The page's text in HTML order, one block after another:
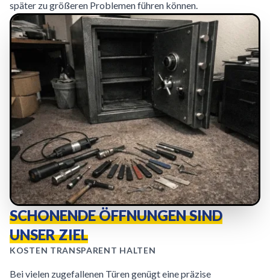
später zu größeren Problemen führen können.
SCHONENDE ÖFFNUNGEN SIND
UNSER ZIEL
KOSTEN TRANSPARENT HALTEN
Bei vielen zugefallenen Türen genügt eine präzise